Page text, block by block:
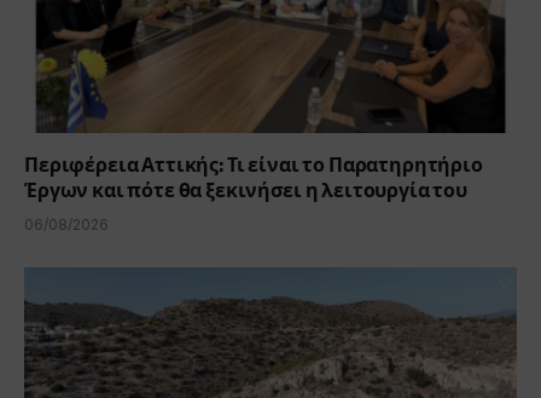
Περιφέρεια Αττικής: Τι είναι το Παρατηρητήριο
Έργων και πότε θα ξεκινήσει η λειτουργία του
06/08/2026